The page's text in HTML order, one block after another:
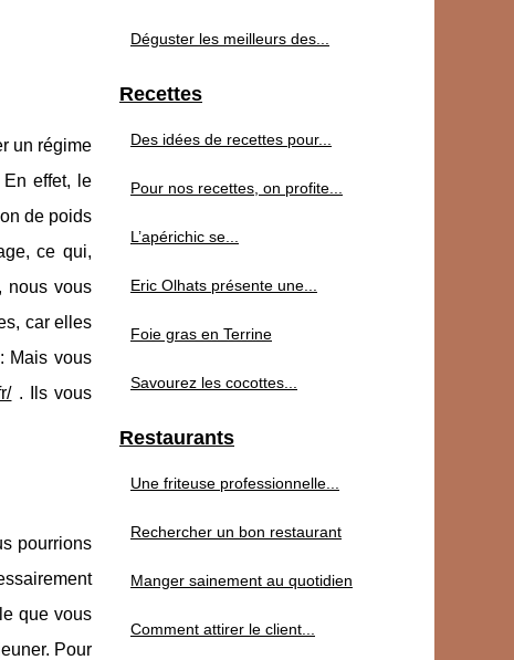
un régime
effet, le
de poids
ce qui,
nous vous
car elles
Mais vous
. Ils vous
pourrions
que vous
Pour
Déguster les meilleurs des...
Recettes
Des idées de recettes pour...
Pour nos recettes, on profite...
L’apérichic se...
Eric Olhats présente une...
Foie gras en Terrine
Savourez les cocottes...
Restaurants
Une friteuse professionnelle...
Rechercher un bon restaurant
Manger sainement au quotidien
Comment attirer le client...